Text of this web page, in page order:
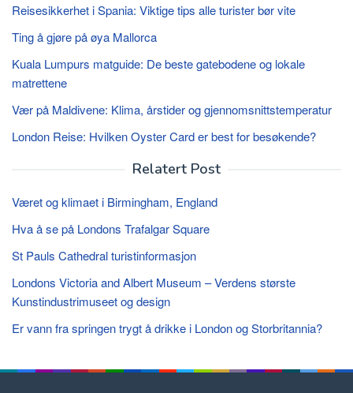
Reisesikkerhet i Spania: Viktige tips alle turister bør vite
Ting å gjøre på øya Mallorca
Kuala Lumpurs matguide: De beste gatebodene og lokale
matrettene
Vær på Maldivene: Klima, årstider og gjennomsnittstemperatur
London Reise: Hvilken Oyster Card er best for besøkende?
Relatert Post
Været og klimaet i Birmingham, England
Hva å se på Londons Trafalgar Square
St Pauls Cathedral turistinformasjon
Londons Victoria and Albert Museum – Verdens største
Kunstindustrimuseet og design
Er vann fra springen trygt å drikke i London og Storbritannia?